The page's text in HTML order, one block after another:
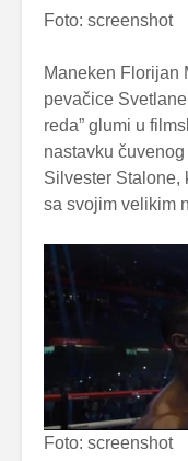
Foto: screenshot
Maneken Florijan
pevačice
reda” glumi u
nastavku čuvenog
Silvester Stalone,
sa svojim velikim
Foto: screenshot